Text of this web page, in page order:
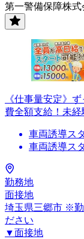
第一警備保障株
《仕事量安定》
費全額支給！未経
車両誘導ス
車両誘導ス
勤務地
面接地
埼玉県三郷市 ※勤
ださい
▼面接地